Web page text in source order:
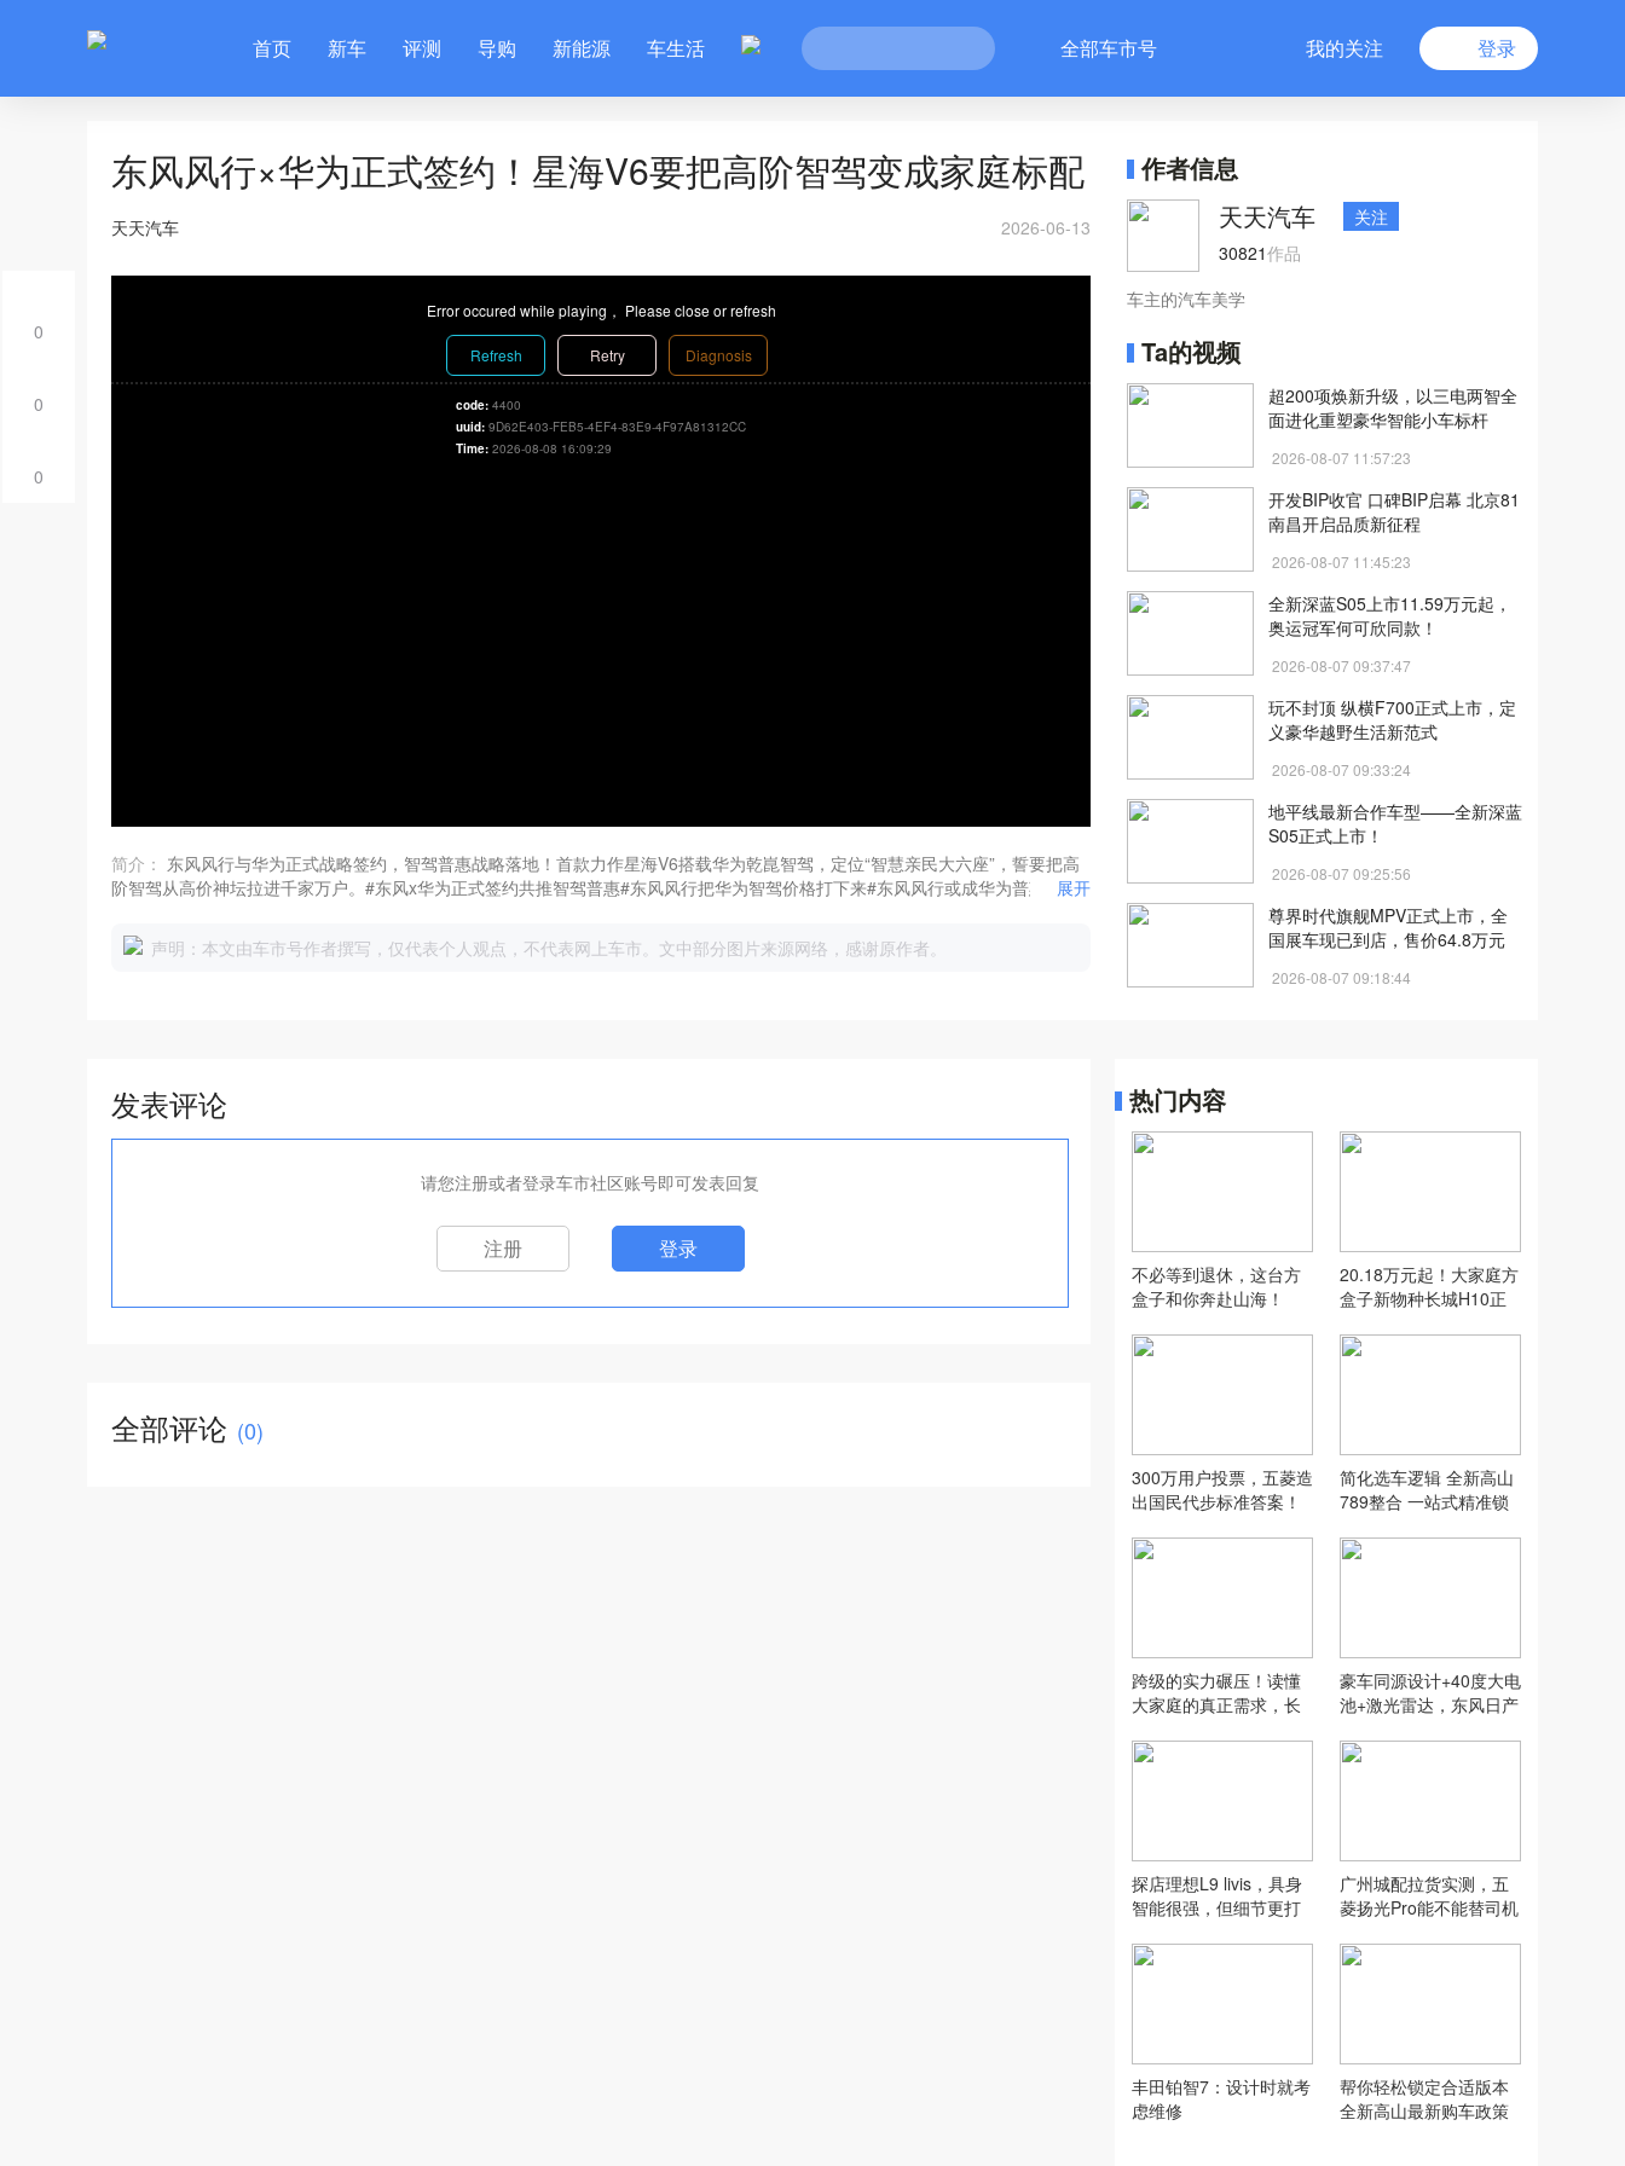
首页 新车 评测 导购 新能源 车生活 全部车市号 我的关注 登录
0
0
0
东风风行×华为正式签约！星海V6要把高阶智驾变成家庭标配
天天汽车 2026-06-13
Error occured while playing， Please close or refresh
Refresh Retry Diagnosis
code: 4400
uuid: 9D62E403-FEB5-4EF4-83E9-4F97A81312CC
Time: 2026-08-08 16:09:29
简介： 东风风行与华为正式战略签约，智驾普惠战略落地！首款力作星海V6搭载华为乾崑智驾，定位“智慧亲民大六座”，誓要把高
阶智驾从高价神坛拉进千家万户。#东风x华为正式签约共推智驾普惠#东风风行把华为智驾价格打下来#东风风行或成华为普惠智驾
展开
声明：本文由车市号作者撰写，仅代表个人观点，不代表网上车市。文中部分图片来源网络，感谢原作者。
作者信息
天天汽车
关注
30821作品
车主的汽车美学
Ta的视频
超200项焕新升级，以三电两智全
面进化重塑豪华智能小车标杆
2026-08-07 11:57:23
开发BIP收官 口碑BIP启幕 北京81
南昌开启品质新征程
2026-08-07 11:45:23
全新深蓝S05上市11.59万元起，
奥运冠军何可欣同款！
2026-08-07 09:37:47
玩不封顶 纵横F700正式上市，定
义豪华越野生活新范式
2026-08-07 09:33:24
地平线最新合作车型——全新深蓝
S05正式上市！
2026-08-07 09:25:56
尊界时代旗舰MPV正式上市，全
国展车现已到店，售价64.8万元
2026-08-07 09:18:44
发表评论
请您注册或者登录车市社区账号即可发表回复
注册 登录
全部评论 (0)
热门内容
不必等到退休，这台方
盒子和你奔赴山海！
20.18万元起！大家庭方
盒子新物种长城H10正
300万用户投票，五菱造
出国民代步标准答案！
简化选车逻辑 全新高山
789整合 一站式精准锁
跨级的实力碾压！读懂
大家庭的真正需求，长
卷
豪车同源设计+40度大电
池+激光雷达，东风日产
狠
探店理想L9 livis，具身
智能很强，但细节更打
广州城配拉货实测，五
菱扬光Pro能不能替司机
真相
丰田铂智7：设计时就考
虑维修
帮你轻松锁定合适版本
全新高山最新购车政策